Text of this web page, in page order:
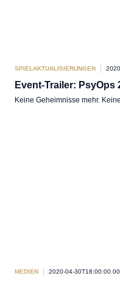
SPIELAKTUALISIERUNGEN
Event-Trailer: PsyOps
Keine Geheimnisse mehr.
MEDIEN 2020-04-